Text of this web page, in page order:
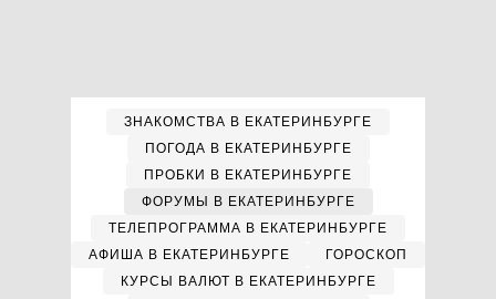
ЗНАКОМСТВА В ЕКАТЕРИНБУРГЕ
ПОГОДА В ЕКАТЕРИНБУРГЕ
ПРОБКИ В ЕКАТЕРИНБУРГЕ
ФОРУМЫ В ЕКАТЕРИНБУРГЕ
ТЕЛЕПРОГРАММА В ЕКАТЕРИНБУРГЕ
АФИША В ЕКАТЕРИНБУРГЕ
ГОРОСКОП
КУРСЫ ВАЛЮТ В ЕКАТЕРИНБУРГЕ